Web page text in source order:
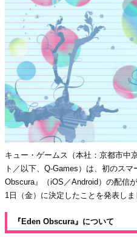
キュー・ゲームス（本社：京都市中
ト／以下、Q-Games）は、初のス
Obscura』（iOS／Android）の配信
1日（金）に決定したことを発表しま
『Eden Obscura』について